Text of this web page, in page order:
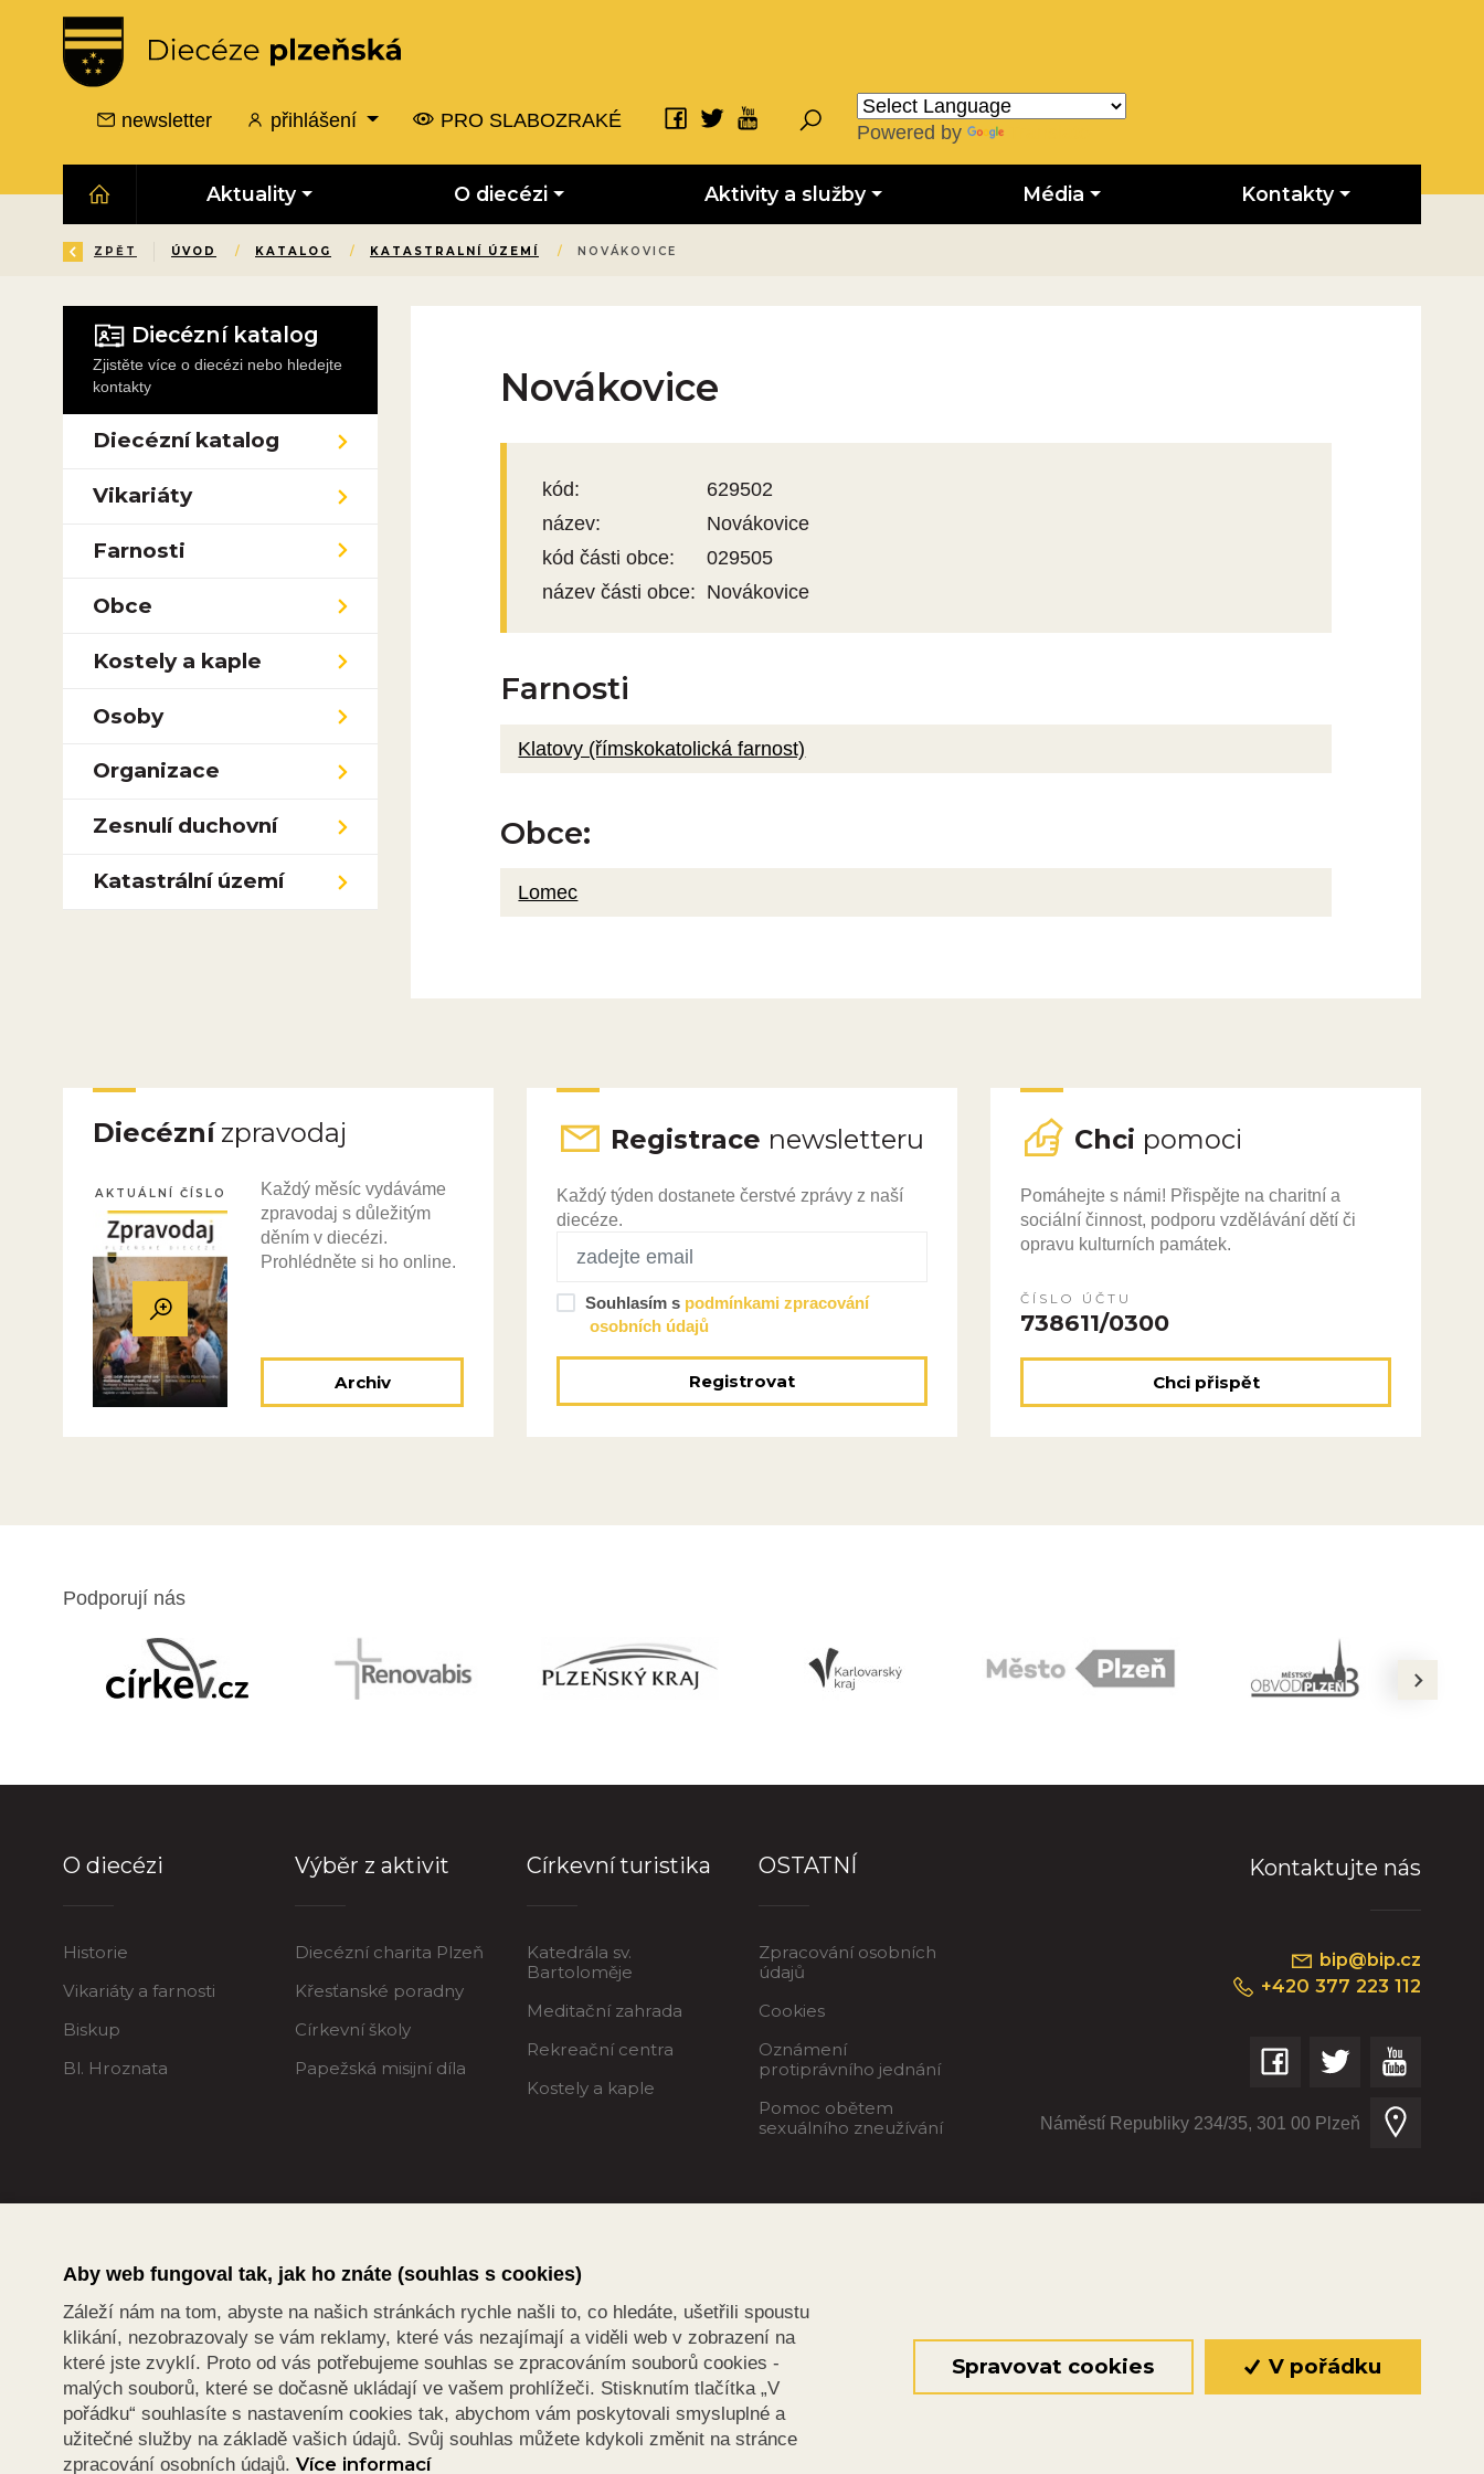
newsletter přihlášení PRO SLABOZRAKÉ
Powered by
Aktuality O diecézi Aktivity a služby Média Kontakty
ZPĚT ÚVOD / KATALOG / KATASTRALNÍ ÚZEMÍ / NOVÁKOVICE
Diecézní katalog
Zjistěte více o diecézi nebo hledejte
kontakty
Diecézní katalog
Vikariáty
Farnosti
Obce
Kostely a kaple
Osoby
Organizace
Zesnulí duchovní
Katastrální území
Novákovice
kód:
629502
název:
Novákovice
kód části obce:
029505
název části obce: Novákovice
Farnosti
Klatovy (římskokatolická farnost)
Obce:
Lomec
Diecéznízpravodaj
AKTUÁLNÍ ČÍSLO
Každý měsíc vydáváme
zpravodaj s důležitým
děním v diecézi.
Prohlédněte si ho online.
Archiv
Registrace newsletteru
Každý týden dostanete čerstvé zprávy z naší
diecéze.
Souhlasím s podmínkami zpracování
osobních údajů
Registrovat
Chci pomoci
Pomáhejte s námi! Přispějte na charitní a
sociální činnost, podporu vzdělávání dětí či
opravu kulturních památek.
ČÍSLO ÚČTU
738611/0300
Chci přispět
Podporují nás
next
O diecézi
Historie
Vikariáty a farnosti
Biskup
Bl. Hroznata
Výběr z aktivit
Diecézní charita Plzeň
Křesťanské poradny
Církevní školy
Papežská misijní díla
Církevní turistika
Katedrála sv.
Bartoloměje
Meditační zahrada
Rekreační centra
Kostely a kaple
OSTATNÍ
Zpracování osobních
údajů
Cookies
Oznámení
protiprávního jednání
Pomoc obětem
sexuálního zneužívání
Kontaktujte nás
bip@bip.cz
+420 377 223 112
Náměstí Republiky 234/35, 301 00 Plzeň
Aby web fungoval tak, jak ho znáte (souhlas s cookies)
Záleží nám na tom, abyste na našich stránkách rychle našli to, co hledáte, ušetřili spoustu
klikání, nezobrazovaly se vám reklamy, které vás nezajímají a viděli web v zobrazení na
které jste zvyklí. Proto od vás potřebujeme souhlas se zpracováním souborů cookies -
malých souborů, které se dočasně ukládají ve vašem prohlížeči. Stisknutím tlačítka „V
pořádku“ souhlasíte s nastavením cookies tak, abychom vám poskytovali smysluplné a
užitečné služby na základě vašich údajů. Svůj souhlas můžete kdykoli změnit na stránce
zpracování osobních údajů. Více informací
Spravovat cookies V pořádku